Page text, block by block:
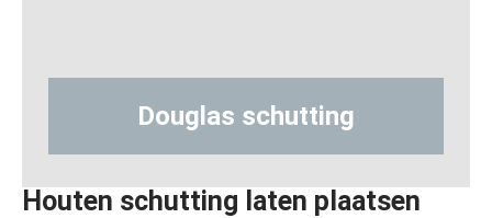
Douglas schutting
Houten schutting laten plaatsen